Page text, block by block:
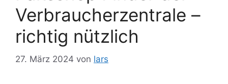
Verbraucherzentrale –
richtig nützlich
27. März 2024 von lars